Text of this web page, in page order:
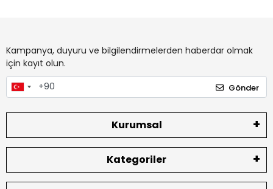
Kampanya, duyuru ve bilgilendirmelerden haberdar olmak
için kayıt olun.
Gönder
Kurumsal
Kategoriler